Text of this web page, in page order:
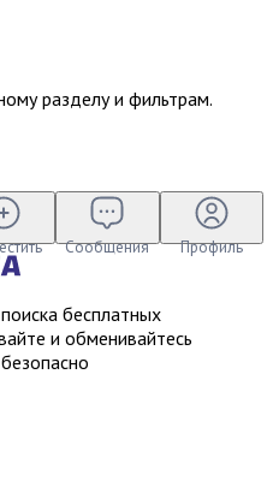
разделу и фильтрам.
Сообщения Профиль
бесплатных
и обменивайтесь